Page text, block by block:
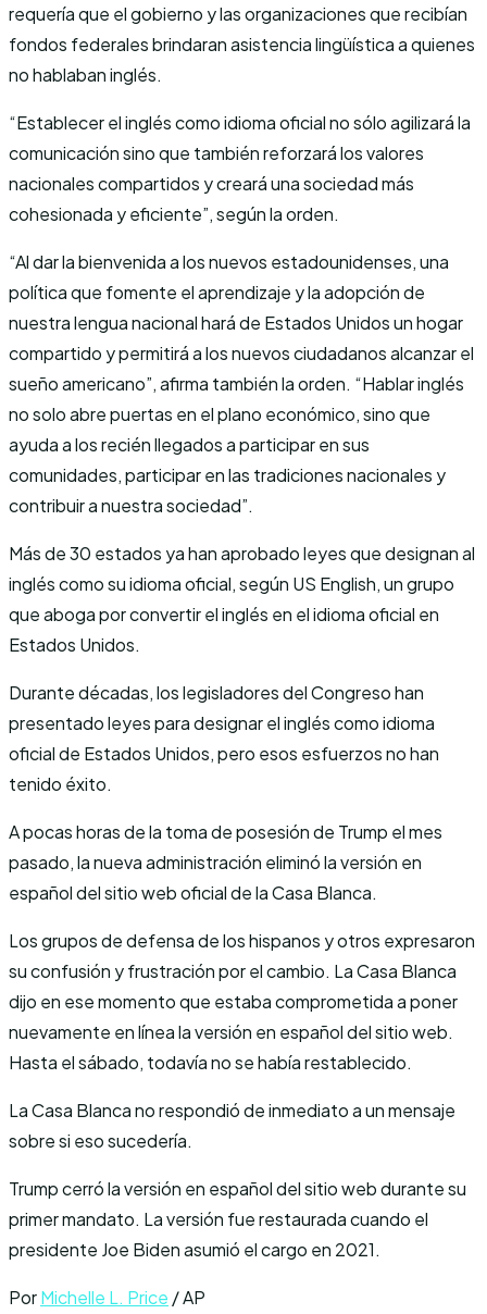
requería que el gobierno y las organizaciones que recibían
fondos federales brindaran asistencia lingüística a quienes
no hablaban inglés.
“Establecer el inglés como idioma oficial no sólo agilizará la
comunicación sino que también reforzará los valores
nacionales compartidos y creará una sociedad más
cohesionada y eficiente”, según la orden.
“Al dar la bienvenida a los nuevos estadounidenses, una
política que fomente el aprendizaje y la adopción de
nuestra lengua nacional hará de Estados Unidos un hogar
compartido y permitirá a los nuevos ciudadanos alcanzar el
sueño americano”, afirma también la orden. “Hablar inglés
no solo abre puertas en el plano económico, sino que
ayuda a los recién llegados a participar en sus
comunidades, participar en las tradiciones nacionales y
contribuir a nuestra sociedad”.
Más de 30 estados ya han aprobado leyes que designan al
inglés como su idioma oficial, según US English, un grupo
que aboga por convertir el inglés en el idioma oficial en
Estados Unidos.
Durante décadas, los legisladores del Congreso han
presentado leyes para designar el inglés como idioma
oficial de Estados Unidos, pero esos esfuerzos no han
tenido éxito.
A pocas horas de la toma de posesión de Trump el mes
pasado, la nueva administración eliminó la versión en
español del sitio web oficial de la Casa Blanca.
Los grupos de defensa de los hispanos y otros expresaron
su confusión y frustración por el cambio. La Casa Blanca
dijo en ese momento que estaba comprometida a poner
nuevamente en línea la versión en español del sitio web.
Hasta el sábado, todavía no se había restablecido.
La Casa Blanca no respondió de inmediato a un mensaje
sobre si eso sucedería.
Trump cerró la versión en español del sitio web durante su
primer mandato. La versión fue restaurada cuando el
presidente Joe Biden asumió el cargo en 2021.
PorMichelle L. Price / AP